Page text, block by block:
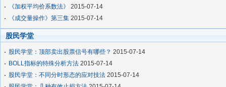
《加权平均价系数法》
2015-07-14
《成交量操作》第三集 2015-07-14
股民学堂
股民学堂：顶部卖出股票信号有哪些？ 2015-07-14
BOLL指标的特殊分析方法 2015-07-14
股民学堂：不同分时形态的应对技法 2015-07-14